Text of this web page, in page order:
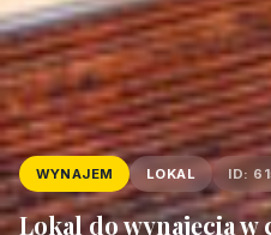
WYNAJEM LOKAL ID:
Lokal do wynajęcia w